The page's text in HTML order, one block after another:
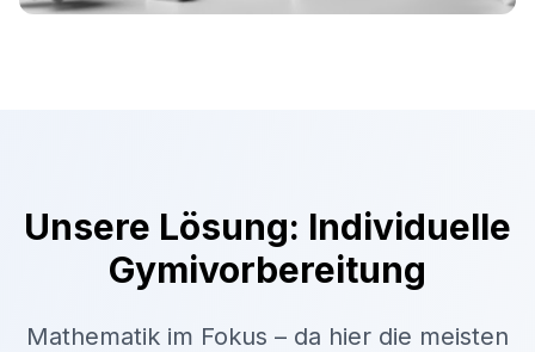
Unsere Lösung: Individuelle
Gymivorbereitung
Mathematik im Fokus – da hier die meisten